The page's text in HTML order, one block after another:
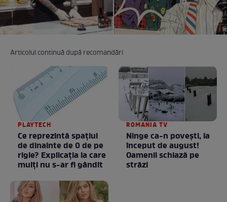
Articolul continuă după recomandări
PLAYTECH
Ce reprezintă spaţiul
de dinainte de 0 de pe
rigle? Explicaţia la care
mulţi nu s-ar fi gândit
ROMANIA TV
Ninge ca-n povești, la
început de august!
Oamenii schiază pe
străzi